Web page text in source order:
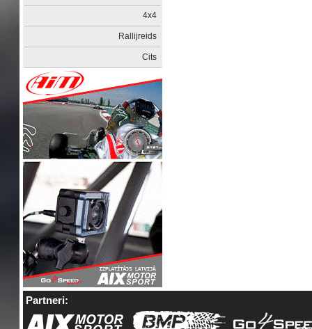
4x4
Rallijreids
Cits
Partneri: